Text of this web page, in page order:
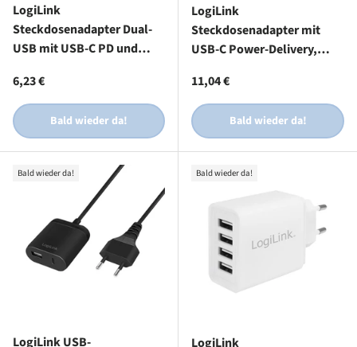
LogiLink
Steckdosenadapter Dual-
USB mit USB-C PD und
Schwarz
Normaler Preis
6,23 €
Bald wieder da!
LogiLink
Steckdosenadapter mit
USB-C Power-Delivery,
Normaler Preis
11,04 €
Bald wieder da!
Bald wieder da!
LogiLink USB-
Bald wieder da!
LogiLink